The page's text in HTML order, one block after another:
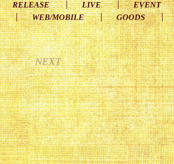
RELEASE LIVE EVENT
WEB/MOBILE GOODS
NEXT